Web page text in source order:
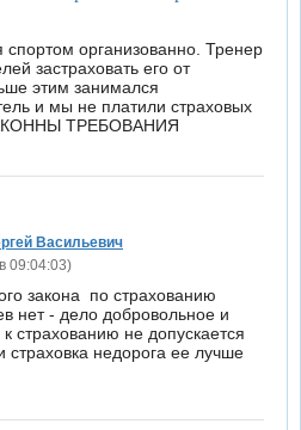
организованно. Тренер
застраховать его от
этим занимался
и мы не платили страховых
ТРЕБОВАНИЯ
Васильевич
09:04:03)
закона по страхованию
нет - дело добровольное и
страхованию не допускается
страховка недорога ее лучше